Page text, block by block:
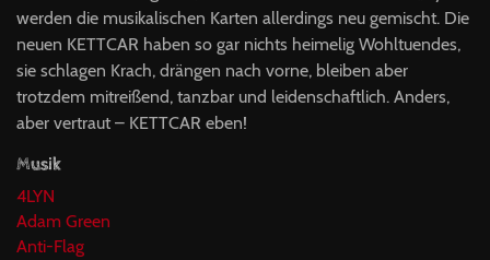
werden die musikalischen Karten allerdings neu gemischt. Die
neuen KETTCAR haben so gar nichts heimelig Wohltuendes,
sie schlagen Krach, drängen nach vorne, bleiben aber
trotzdem mitreißend, tanzbar und leidenschaftlich. Anders,
aber vertraut – KETTCAR eben!
Musik
4LYN
Adam Green
Anti-Flag